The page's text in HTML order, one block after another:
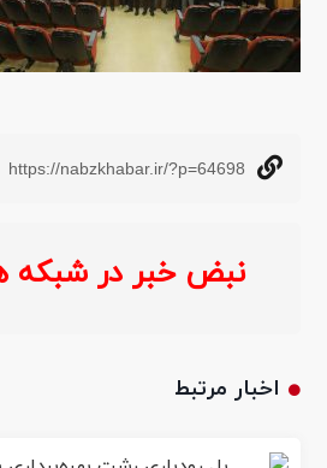
https://nabzkhabar.ir/?p=64698
نبض خبر در شبکه
اخبار مرتبط